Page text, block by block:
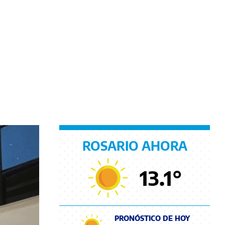
ROSARIO AHORA
13.1°
PRONÓSTICO DE HOY